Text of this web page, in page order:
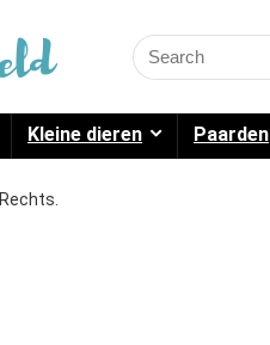
Search
for:
Kleine dieren Paarden
Rechts.